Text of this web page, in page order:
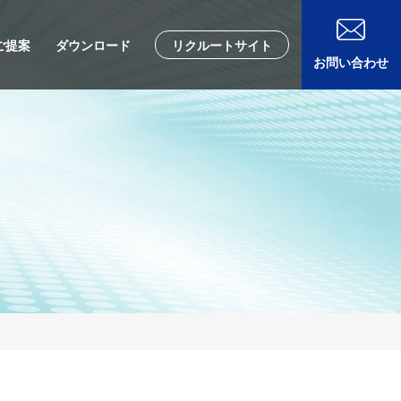
提案 ダウンロード
リクルートサイト
お問い合わせ